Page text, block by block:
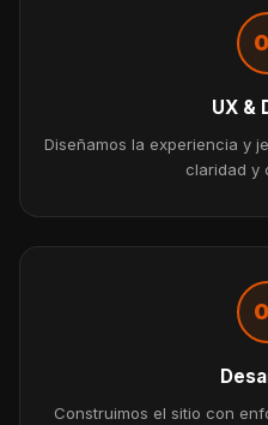
UX &
Diseñamos la experiencia y
claridad y
Construimos el sitio con